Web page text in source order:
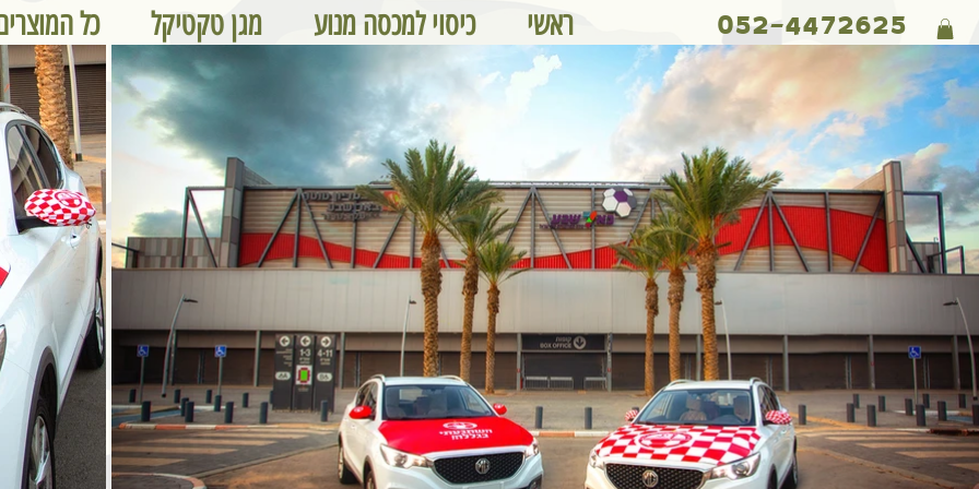
052-4472625 ראשי כיסוי למכסה מנוע מגן טקטיקל כל